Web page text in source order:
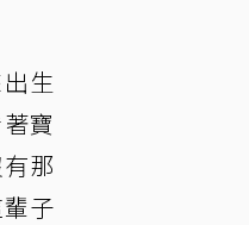
生
寶
那
子